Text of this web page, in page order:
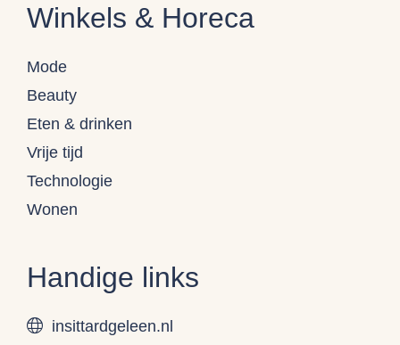
Winkels & Horeca
Mode
Beauty
Eten & drinken
Vrije tijd
Technologie
Wonen
Handige links
insittardgeleen.nl